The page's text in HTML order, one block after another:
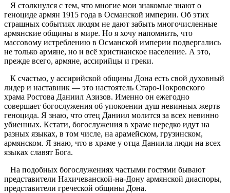
Я столкнулся с тем, что многие мои знакомые знают о
геноциде армян 1915 года в Османской империи. Об этих
страшных событиях людям не дают забыть многочисленные
армянские общины в мире. Но я хочу напомнить, что
массовому истреблению в Османской империи подвергались
не только армяне, но и всё христианское население. А это,
прежде всего, армяне, ассирийцы и греки.
К счастью, у ассирийской общины Дона есть свой духовный
лидер и наставник — это настоятель Старо-Покровского
храма Ростова Даниил Азизов. Именно он ежегодно
совершает богослужения об упокоении душ невинных жертв
геноцида. Я знаю, что отец Даниил молится за всех невинно
убиенных. Кстати, богослужения в храме нередко идут на
разных языках, в том числе, на арамейском, грузинском,
армянском. Я знаю, что в храме у отца Даниила люди на всех
языках славят Бога.
На подобных богослужениях частыми гостями бывают
представители Нахичеванской-на-Дону армянской диаспоры,
представители греческой общины Дона.